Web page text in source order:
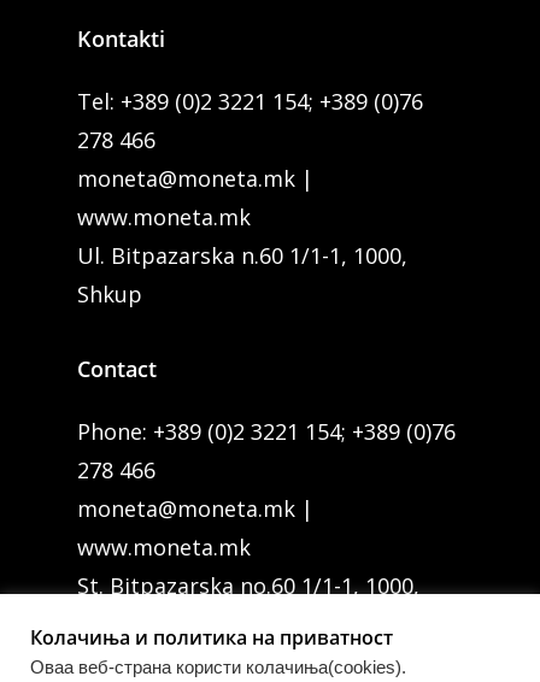
Kontakti
Tel: +389 (0)2 3221 154; +389 (0)76
278 466
moneta@moneta.mk |
www.moneta.mk
Ul. Bitpazarska n.60 1/1-1, 1000,
Shkup
Contact
Phone: +389 (0)2 3221 154; +389 (0)76
278 466
moneta@moneta.mk |
www.moneta.mk
St. Bitpazarska no.60 1/1-1, 1000,
Колачиња и политика на приватност
Оваа веб-странa користи колачиња(cookies).